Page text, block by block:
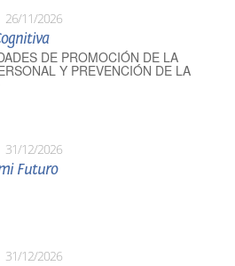
26/11/2026
DE PROMOCIÓN DE LA
Y PREVENCIÓN DE LA
31/12/2026
Futuro
31/12/2026